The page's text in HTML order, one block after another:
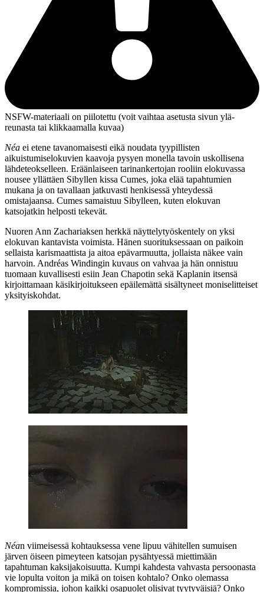
NSFW-materiaali on piilotettu (voit vaihtaa asetusta sivun ylä­
reunasta tai klikkaamalla kuvaa)
Néa ei etene tavanomaisesti eikä noudata tyypillisten
aikuistumiselokuvien kaavoja pysyen monella tavoin uskollisena
lähdeteokselleen. Eräänlaiseen tarinankertojan rooliin elokuvassa
nousee yllättäen Sibyllen kissa Cumes, joka elää tapahtumien
mukana ja on tavallaan jatkuvasti henkisessä yhteydessä
omistajaansa. Cumes samaistuu Sibylleen, kuten elokuvan
katsojatkin helposti tekevät.
Nuoren Ann Zachariaksen herkkä näyttelytyöskentely on yksi
elokuvan kantavista voimista. Hänen suorituksessaan on paikoin
sellaista karismaattista ja aitoa epävarmuutta, jollaista näkee vain
harvoin. Andréas Windingin kuvaus on vahvaa ja hän onnistuu
tuomaan kuvallisesti esiin Jean Chapotin sekä Kaplanin itsensä
kirjoittamaan käsikirjoitukseen epäilemättä sisältyneet moniselitteiset
yksityiskohdat.
Néan viimeisessä kohtauksessa vene lipuu vähitellen sumuisen
järven öiseen pimeyteen katsojan pysähtyessä miettimään
tapahtuman kaksijakoisuutta. Kumpi kahdesta vahvasta persoonasta
vie lopulta voiton ja mikä on toisen kohtalo? Onko olemassa
kompromissia, johon kaikki osapuolet olisivat tyytyväisiä? Onko